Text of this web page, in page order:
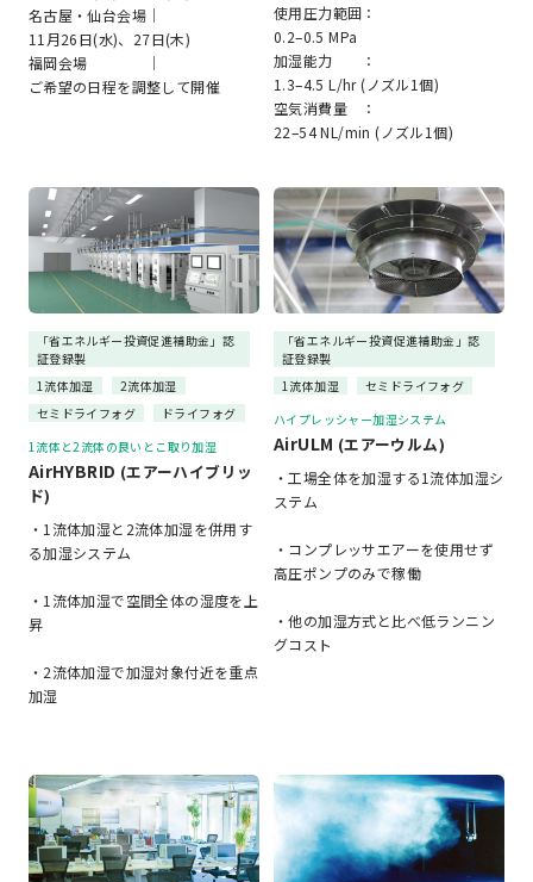
名古屋・仙台会場｜
11月26日(水)、27日(木)
福岡会場 ｜
ご希望の日程を調整して開催
使用圧力範囲：
0.2–0.5 MPa
加湿能力 ：
1.3–4.5 L/hr (ノズル1個)
空気消費量 ：
22–54 NL/min (ノズル1個)
「省エネルギー投資促進補助金」認
証登録製
1流体加湿
2流体加湿
セミドライフォグ
ドライフォグ
1流体と2流体の良いとこ取り加湿
AirHYBRID (エアーハイブリッ
ド)
・1流体加湿と2流体加湿を併用す
る加湿システム
・1流体加湿で空間全体の湿度を上
昇
・2流体加湿で加湿対象付近を重点
加湿
「省エネルギー投資促進補助金」認
証登録製
1流体加湿
セミドライフォグ
ハイプレッシャー加湿システム
AirULM (エアーウルム)
・工場全体を加湿する1流体加湿シ
ステム
・コンプレッサエアーを使用せず
高圧ポンプのみで稼働
・他の加湿方式と比べ低ランニン
グコスト